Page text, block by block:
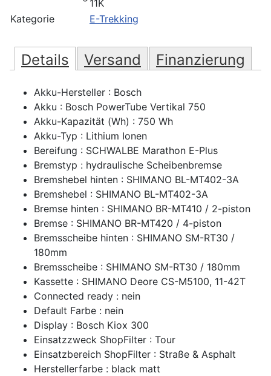
11K
Kategorie
E-Trekking
Details Versand Finanzierung
Akku-Hersteller : Bosch
Akku : Bosch PowerTube Vertikal 750
Akku-Kapazität (Wh) : 750 Wh
Akku-Typ : Lithium Ionen
Bereifung : SCHWALBE Marathon E-Plus
Bremstyp : hydraulische Scheibenbremse
Bremshebel hinten : SHIMANO BL-MT402-3A
Bremshebel : SHIMANO BL-MT402-3A
Bremse hinten : SHIMANO BR-MT410 / 2-piston
Bremse : SHIMANO BR-MT420 / 4-piston
Bremsscheibe hinten : SHIMANO SM-RT30 /
180mm
Bremsscheibe : SHIMANO SM-RT30 / 180mm
Kassette : SHIMANO Deore CS-M5100, 11-42T
Connected ready : nein
Default Farbe : nein
Display : Bosch Kiox 300
Einsatzzweck ShopFilter : Tour
Einsatzbereich ShopFilter : Straße & Asphalt
Herstellerfarbe : black matt